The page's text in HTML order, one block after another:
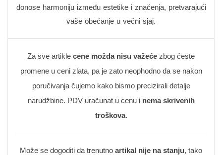
donose harmoniju između estetike i značenja, pretvarajući
vaše obećanje u večni sjaj.
Za sve artikle cene možda nisu važeće zbog česte
promene u ceni zlata, pa je zato neophodno da se nakon
poručivanja čujemo kako bismo precizirali detalje
narudžbine. PDV uračunat u cenu i nema skrivenih
troškova.
Može se dogoditi da trenutno artikal nije na stanju, tako